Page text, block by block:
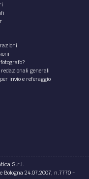
redazionali generali
invio e referaggio
S.r.l.
Bologna 24.07.2007, n.7770 -